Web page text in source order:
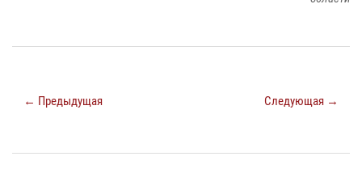
← Предыдущая Следующая →